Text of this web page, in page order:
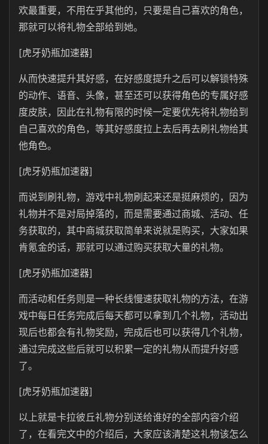
欢最重要，不用在乎其他的，只要是自己喜欢的角色，
那就可以将礼物全部给到她。
[虎牙奶瓶加速器]
从而快速提升其好感，在好感度提升之后可以解锁特殊
的动作、语音、头像，甚至还可以获得角色的专属好感
度皮肤，因此在礼物有限的时候一定要优先将礼物给到
自己喜欢的角色，等其好感度拉上去后再去刷礼物给其
他角色。
[虎牙奶瓶加速器]
而说到刷礼物，游戏中礼物刷起来还是挺麻烦的，因为
礼物并不是对局掉落的，而是需要通过商城、活动、任
务获取的，其中商城获取简单来说就是购买，大家如果
肯氪金的话，那就可以通过购买获取大量的礼物。
[虎牙奶瓶加速器]
而活动和任务则是一种长线慢速获取礼物的方法，在游
戏中每日任务完成后每天都可以拿到几个礼物，活动出
现后也都会有礼物奖励，完成后也可以获得几个礼物，
通过完成这些后就可以积累一定的礼物从而提升好感
了。
[虎牙奶瓶加速器]
以上就是卡拉彼丘礼物分别送给谁好的全部内容介绍
了，在看完文中的介绍后，大家应该清楚这礼物该怎么